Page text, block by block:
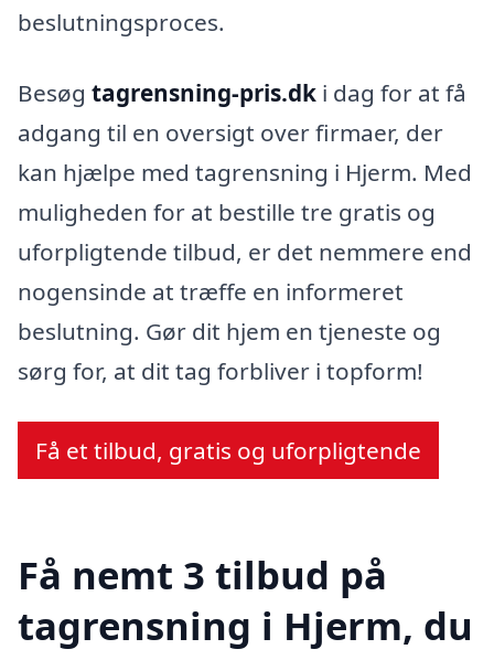
beslutningsproces.
Besøg tagrensning-pris.dk i dag for at få
adgang til en oversigt over firmaer, der
kan hjælpe med tagrensning i Hjerm. Med
muligheden for at bestille tre gratis og
uforpligtende tilbud, er det nemmere end
nogensinde at træffe en informeret
beslutning. Gør dit hjem en tjeneste og
sørg for, at dit tag forbliver i topform!
Få et tilbud, gratis og uforpligtende
Få nemt 3 tilbud på
tagrensning i Hjerm, du